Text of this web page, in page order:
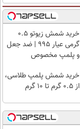
خرید شمش زیوتو ۰.۵
گرمی عیار ۹۹۵ | ضد جعل
و پلمپ مخصوص
خرید شمش پلمپ طلاسی،
از ۰.۵ گرم تا ۱۰ گرم